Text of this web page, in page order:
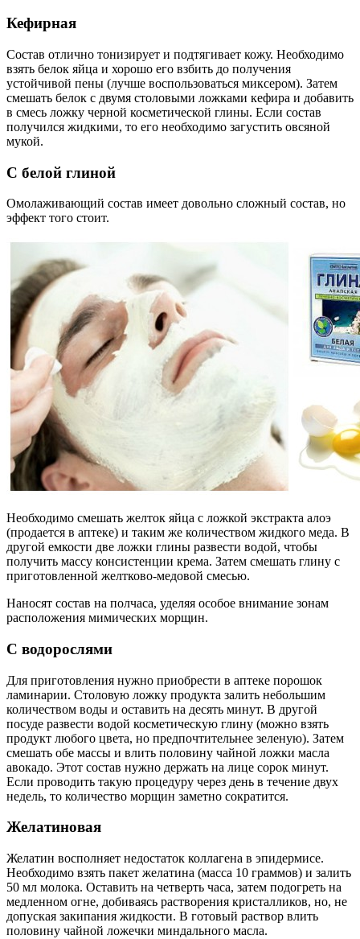
Кефирная
Состав отлично тонизирует и подтягивает кожу. Необходимо
взять белок яйца и хорошо его взбить до получения
устойчивой пены (лучше воспользоваться миксером). Затем
смешать белок с двумя столовыми ложками кефира и добавить
в смесь ложку черной косметической глины. Если состав
получился жидкими, то его необходимо загустить овсяной
мукой.
С белой глиной
Омолаживающий состав имеет довольно сложный состав, но
эффект того стоит.
Необходимо смешать желток яйца с ложкой экстракта алоэ
(продается в аптеке) и таким же количеством жидкого меда. В
другой емкости две ложки глины развести водой, чтобы
получить массу консистенции крема. Затем смешать глину с
приготовленной желтково-медовой смесью.
Наносят состав на полчаса, уделяя особое внимание зонам
расположения мимических морщин.
С водорослями
Для приготовления нужно приобрести в аптеке порошок
ламинарии. Столовую ложку продукта залить небольшим
количеством воды и оставить на десять минут. В другой
посуде развести водой косметическую глину (можно взять
продукт любого цвета, но предпочтительнее зеленую). Затем
смешать обе массы и влить половину чайной ложки масла
авокадо. Этот состав нужно держать на лице сорок минут.
Если проводить такую процедуру через день в течение двух
недель, то количество морщин заметно сократится.
Желатиновая
Желатин восполняет недостаток коллагена в эпидермисе.
Необходимо взять пакет желатина (масса 10 граммов) и залить
50 мл молока. Оставить на четверть часа, затем подогреть на
медленном огне, добиваясь растворения кристалликов, но, не
допуская закипания жидкости. В готовый раствор влить
половину чайной ложечки миндального масла.